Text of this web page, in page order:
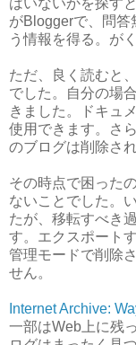
がBloggerで、問答
う情報を得る。がく
ただ、良く読むと
でした。自分の場
きました。ドキュ
使用できます。さ
のブログは削除さ
その時点で困った
ないことでした。
たが、移転すべき
す。エクスポート
管理モードで削除
せん。
Internet Archive:
一部はWeb上に残